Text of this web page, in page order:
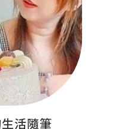
活隨筆